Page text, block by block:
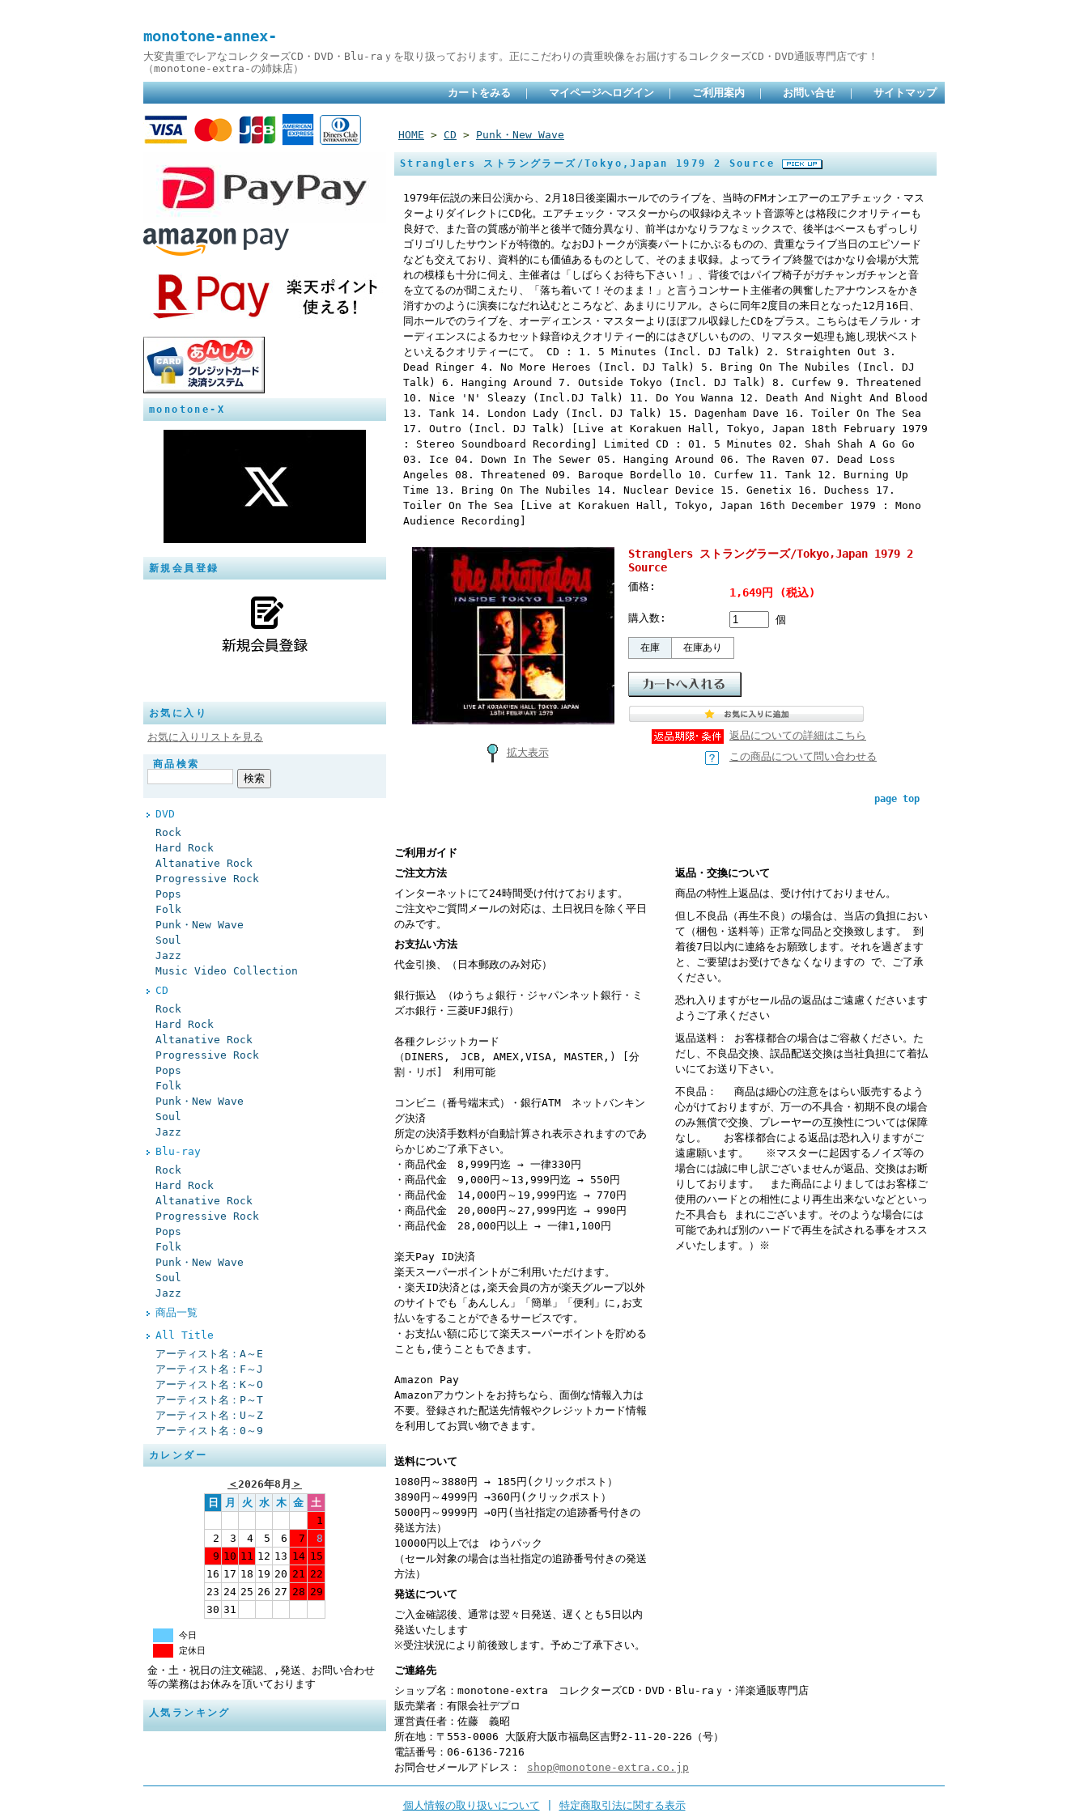
monotone-annex-
大変貴重でレアなコレクターズCD・DVD・Blu-raｙを取り扱っております。正にこだわりの貴重映像をお届けするコレクターズCD・DVD通販専門店です！
（monotone-extra-の姉妹店）
カートをみる ｜ マイページへログイン ｜ ご利用案内 ｜ お問い合せ ｜ サイトマップ
monotone-X
新規会員登録
お気に入り
お気に入りリストを見る
商品検索
DVD
Rock
Hard Rock
Altanative Rock
Progressive Rock
Pops
Folk
Punk・New Wave
Soul
Jazz
Music Video Collection
CD
Rock
Hard Rock
Altanative Rock
Progressive Rock
Pops
Folk
Punk・New Wave
Soul
Jazz
Blu-ray
Rock
Hard Rock
Altanative Rock
Progressive Rock
Pops
Folk
Punk・New Wave
Soul
Jazz
商品一覧
All Title
アーティスト名：A～E
アーティスト名：F～J
アーティスト名：K～O
アーティスト名：P～T
アーティスト名：U～Z
アーティスト名：0～9
カレンダー
＜2026年8月 ＞
日
月 火 水 木 金 土
1
2
3 4 5 6 7
8
9 10 11 12 13 14 15
16 17 18 19 20 21 22
23 24 25 26 27 28 29
30 31
今日
定休日
金・土・祝日の注文確認、,発送、お問い合わせ
等の業務はお休みを頂いております
人気ランキング
HOME > CD > Punk・New Wave
Stranglers ストラングラーズ/Tokyo,Japan 1979 2 Source
1979年伝説の来日公演から、2月18日後楽園ホールでのライブを、当時のFMオンエアーのエアチェック・マス
ターよりダイレクトにCD化。エアチェック・マスターからの収録ゆえネット音源等とは格段にクオリティーも
良好で、また音の質感が前半と後半で随分異なり、前半はかなりラフなミックスで、後半はベースもずっしり
ゴリゴリしたサウンドが特徴的。なおDJトークが演奏パートにかぶるものの、貴重なライブ当日のエピソード
なども交えており、資料的にも価値あるものとして、そのまま収録。よってライブ終盤ではかなり会場が大荒
れの模様も十分に伺え、主催者は「しばらくお待ち下さい！」、背後ではパイプ椅子がガチャンガチャンと音
を立てるのが聞こえたり、「落ち着いて！そのまま！」と言うコンサート主催者の興奮したアナウンスをかき
消すかのように演奏になだれ込むところなど、あまりにリアル。さらに同年2度目の来日となった12月16日、
同ホールでのライブを、オーディエンス・マスターよりほぼフル収録したCDをプラス。こちらはモノラル・オ
ーディエンスによるカセット録音ゆえクオリティー的にはきびしいものの、リマスター処理も施し現状ベスト
といえるクオリティーにて。 CD : 1. 5 Minutes (Incl. DJ Talk) 2. Straighten Out 3.
Dead Ringer 4. No More Heroes (Incl. DJ Talk) 5. Bring On The Nubiles (Incl. DJ
Talk) 6. Hanging Around 7. Outside Tokyo (Incl. DJ Talk) 8. Curfew 9. Threatened
10. Nice 'N' Sleazy (Incl.DJ Talk) 11. Do You Wanna 12. Death And Night And Blood
13. Tank 14. London Lady (Incl. DJ Talk) 15. Dagenham Dave 16. Toiler On The Sea
17. Outro (Incl. DJ Talk) [Live at Korakuen Hall, Tokyo, Japan 18th February 1979
: Stereo Soundboard Recording] Limited CD : 01. 5 Minutes 02. Shah Shah A Go Go
03. Ice 04. Down In The Sewer 05. Hanging Around 06. The Raven 07. Dead Loss
Angeles 08. Threatened 09. Baroque Bordello 10. Curfew 11. Tank 12. Burning Up
Time 13. Bring On The Nubiles 14. Nuclear Device 15. Genetix 16. Duchess 17.
Toiler On The Sea [Live at Korakuen Hall, Tokyo, Japan 16th December 1979 : Mono
Audience Recording]
拡大表示
Stranglers ストラングラーズ/Tokyo,Japan 1979 2
Source
価格: 1,649円 (税込)
購入数: 個
在庫 在庫あり
返品についての詳細はこちら
この商品について問い合わせる
page top
ご利用ガイド
ご注文方法
インターネットにて24時間受け付けております。
ご注文やご質問メールの対応は、土日祝日を除く平日
のみです。
お支払い方法
代金引換、（日本郵政のみ対応）
銀行振込 （ゆうちょ銀行・ジャパンネット銀行・ミ
ズホ銀行・三菱UFJ銀行）
各種クレジットカード
（DINERS, JCB, AMEX,VISA, MASTER,) [分
割・リボ] 利用可能
コンビニ（番号端末式）・銀行ATM ネットバンキン
グ決済
所定の決済手数料が自動計算され表示されますのであ
らかじめご了承下さい。
・商品代金 8,999円迄 → 一律330円
・商品代金 9,000円～13,999円迄 → 550円
・商品代金 14,000円～19,999円迄 → 770円
・商品代金 20,000円～27,999円迄 → 990円
・商品代金 28,000円以上 → 一律1,100円
楽天Pay ID決済
楽天スーパーポイントがご利用いただけます。
・楽天ID決済とは,楽天会員の方が楽天グループ以外
のサイトでも「あんしん」「簡単」「便利」に,お支
払いをすることができるサービスです。
・お支払い額に応じて楽天スーパーポイントを貯める
ことも,使うこともできます。
Amazon Pay
Amazonアカウントをお持ちなら、面倒な情報入力は
不要。登録された配送先情報やクレジットカード情報
を利用してお買い物できます。
送料について
1080円～3880円 → 185円(クリックポスト）
3890円～4999円 →360円(クリックポスト）
5000円～9999円 →0円(当社指定の追跡番号付きの
発送方法）
10000円以上では ゆうパック
（セール対象の場合は当社指定の追跡番号付きの発送
方法）
発送について
ご入金確認後、通常は翌々日発送、遅くとも5日以内
発送いたします
※受注状況により前後致します。予めご了承下さい。
返品・交換について
商品の特性上返品は、受け付けておりません。
但し不良品（再生不良）の場合は、当店の負担におい
て（梱包・送料等）正常な同品と交換致します。 到
着後7日以内に連絡をお願致します。それを過ぎます
と、ご要望はお受けできなくなりますの で、ご了承
ください。
恐れ入りますがセール品の返品はご遠慮くださいます
ようご了承ください
返品送料： お客様都合の場合はご容赦ください。た
だし、不良品交換、誤品配送交換は当社負担にて着払
いにてお送り下さい。
不良品： 商品は細心の注意をはらい販売するよう
心がけておりますが、万一の不具合・初期不良の場合
のみ無償で交換、プレーヤーの互換性については保障
なし。 お客様都合による返品は恐れ入りますがご
遠慮願います。 ※マスターに起因するノイズ等の
場合には誠に申し訳ございませんが返品、交換はお断
りしております。 また商品によりましてはお客様ご
使用のハードとの相性により再生出来ないなどといっ
た不具合も まれにございます。そのような場合には
可能であれば別のハードで再生を試される事をオスス
メいたします。）※
ご連絡先
ショップ名：monotone-extra コレクターズCD・DVD・Blu-raｙ・洋楽通販専門店
販売業者：有限会社デプロ
運営責任者：佐藤 義昭
所在地：〒553-0006 大阪府大阪市福島区吉野2-11-20-226（号）
電話番号：06-6136-7216
お問合せメールアドレス： shop@monotone-extra.co.jp
個人情報の取り扱いについて 特定商取引法に関する表示